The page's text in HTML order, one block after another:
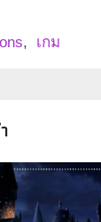
, เกม